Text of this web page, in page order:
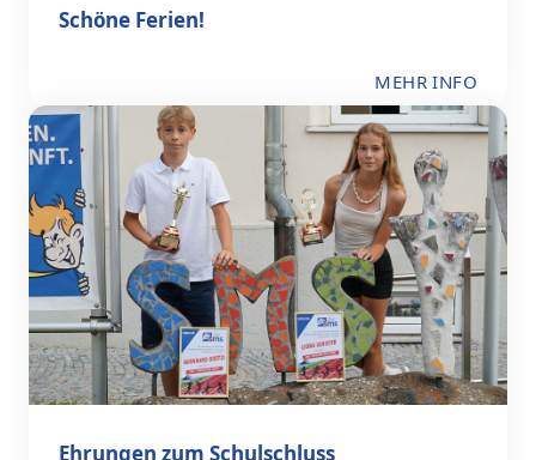
Schöne Ferien!
MEHR INFO
Ehrungen zum Schulschluss